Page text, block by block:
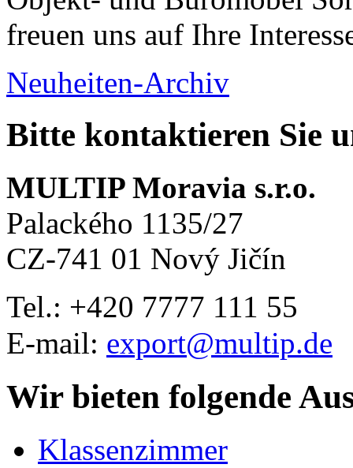
freuen uns auf Ihre
Neuheiten-Archiv
Bitte kontaktieren Sie
MULTIP Moravia s.r.o.
Palackého 1135/27
CZ-741 01 Nový Jičín
Tel.: +420 7777 111 55
E-mail: export@multip.de
Wir bieten folgende
Klassenzimmer